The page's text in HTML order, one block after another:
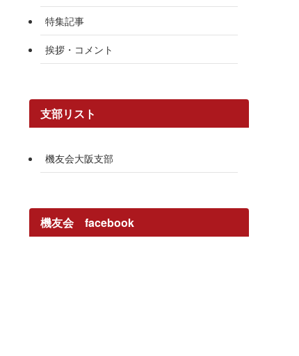
特集記事
挨拶・コメント
支部リスト
機友会大阪支部
機友会 facebook